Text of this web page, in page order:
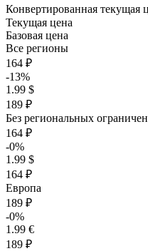
Конвертированная текущая ц
Текущая цена
Базовая цена
Все регионы
164 ₽
-13%
1.99 $
189 ₽
Без региональных
164 ₽
-0%
1.99 $
164 ₽
Европа
189 ₽
-0%
1.99 €
189 ₽